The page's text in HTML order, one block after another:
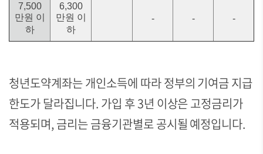
7,500
만원 이
하
6,300
만원 이
하
- - -
청년도약계좌는 개인소득에 따라 정부의 기여금 지급
한도가 달라집니다. 가입 후 3년 이상은 고정금리가
적용되며, 금리는 금융기관별로 공시될 예정입니다.